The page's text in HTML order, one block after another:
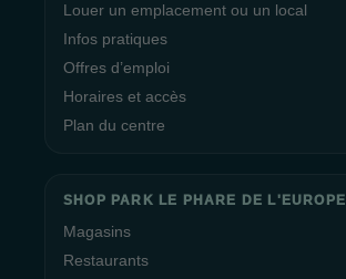
Louer un emplacement ou un local
Infos pratiques
Offres d’emploi
Horaires et accès
Plan du centre
SHOP PARK LE PHARE DE L'EUROPE
Magasins
Restaurants